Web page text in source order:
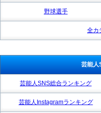
野球選手
全カ
芸能人
芸能人SNS総合ランキング
芸能人Instagramランキング